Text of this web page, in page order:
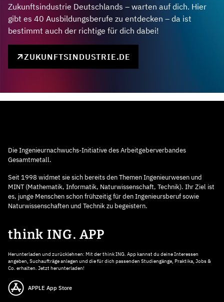
Zukunftsindustrie Deutschlands – warten auf dich. Hier
gibt es 40 Ausbildungsberufe zu entdecken – da ist
bestimmt auch der richtige für dich dabei!
ZUKUNFTSINDUSTRIE.DE
Die Ingenieurnachwuchs-Initiative des Arbeitgeberverbandes
Gesamtmetall.
Seit 1998 widmet sie sich bereits den Themen Ingenieurwesen und
MINT (Mathematik, Informatik, Naturwissenschaft, Technik). Ihr Ziel ist
es, junge Menschen schon frühzeitig für den Ingenieursberuf sowie
Naturwissenschaften und Technik zu begeistern.
think ING. APP
Herunterladen und zurücklehnen: Mit der think ING. App kannst du deine Interessen
angeben, Suchaufträge anlegen und die für dich passenden Studiengänge, Praktika, Jobs &
Co. erhalten. Jetzt herunterladen!
APPLE App Store